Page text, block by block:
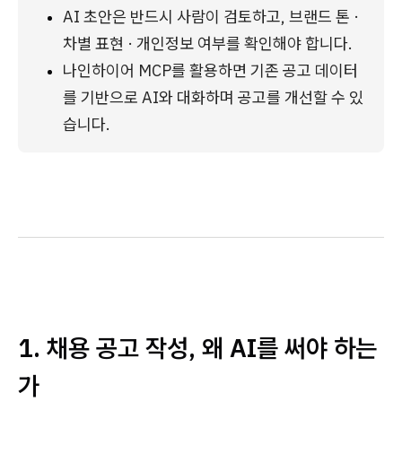
AI 초안은 반드시 사람이 검토하고, 브랜드 톤 ·
차별 표현 · 개인정보 여부를 확인해야 합니다.
나인하이어 MCP를 활용하면 기존 공고 데이터
를 기반으로 AI와 대화하며 공고를 개선할 수 있
습니다.
1. 채용 공고 작성, 왜 AI를 써야 하는
가